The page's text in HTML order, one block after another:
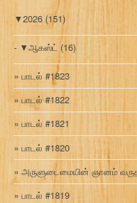
▼2026 (151)
▼ஆகஸ்ட் (16)
பாடல் #1823
பாடல் #1822
பாடல் #1821
பாடல் #1820
அருளுடைமையின் ஞானம்
பாடல் #1819